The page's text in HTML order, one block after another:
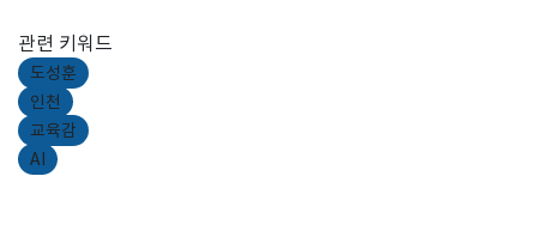
관련 키워드
도성훈
인천
교육감
AI